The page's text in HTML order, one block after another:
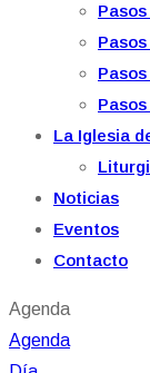
La Iglesia
Noticias
Eventos
Contacto
Agenda
Agenda